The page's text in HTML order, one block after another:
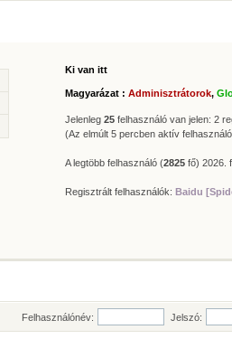
Ki van itt
Magyarázat : Adminisztrátorok,
Jelenleg 25 felhasználó van jelen: 2
(Az elmúlt 5 percben aktív
A legtöbb felhasználó (2825 fő) 2026.
Regisztrált felhasználók: Baidu
Statisztika
* Hozzászólások száma:
62619
* Témák száma:
* Felhasználók száma: 606
* Legújabb regisztrált tagunk:Zolee
Felhasználónév: Jelszó: